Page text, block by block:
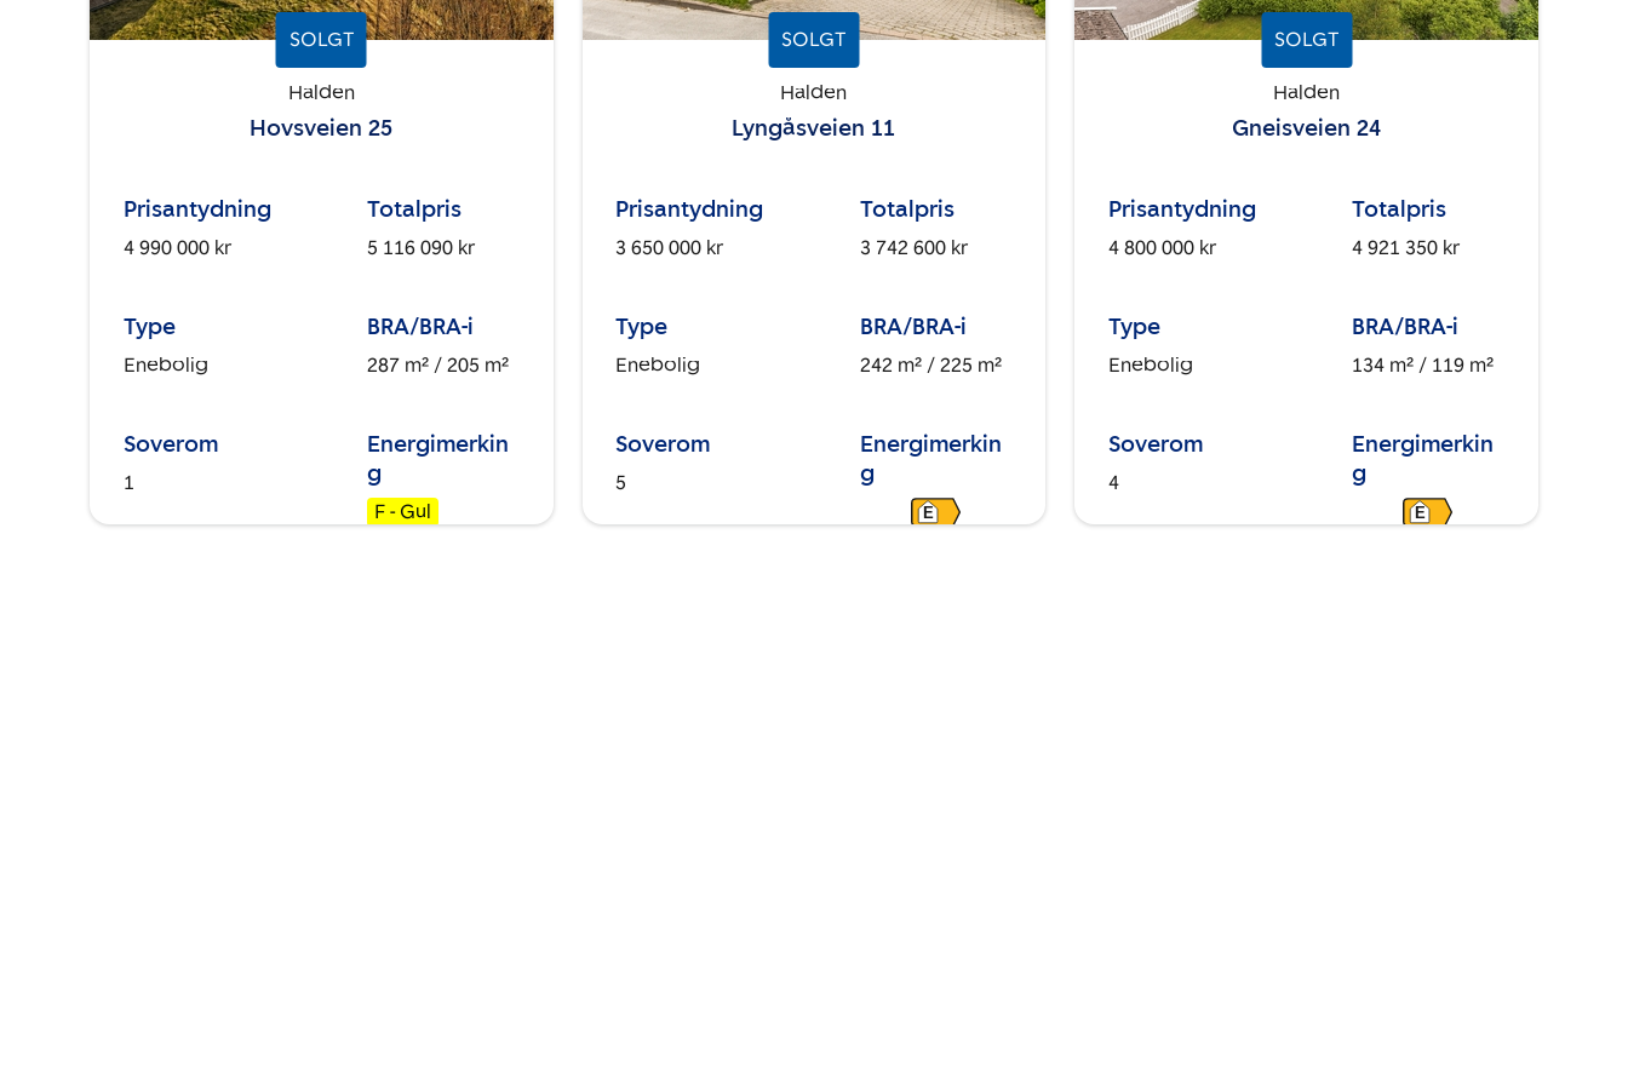
SOLGT
Halden
Hovsveien 25
Prisantydning
4 990 000 kr
Totalpris
5 116 090 kr
Type
Enebolig
BRA/BRA-i
287 m² / 205 m²
Soverom
1
Energimerkin
g
F - Gul
SOLGT
Halden
Lyngåsveien 11
Prisantydning
3 650 000 kr
Totalpris
3 742 600 kr
Type
Enebolig
BRA/BRA-i
242 m² / 225 m²
Soverom
5
Energimerkin
g
E
SOLGT
Halden
Gneisveien 24
Prisantydning
4 800 000 kr
Totalpris
4 921 350 kr
Type
Enebolig
BRA/BRA-i
134 m² / 119 m²
Soverom
4
Energimerkin
g
E